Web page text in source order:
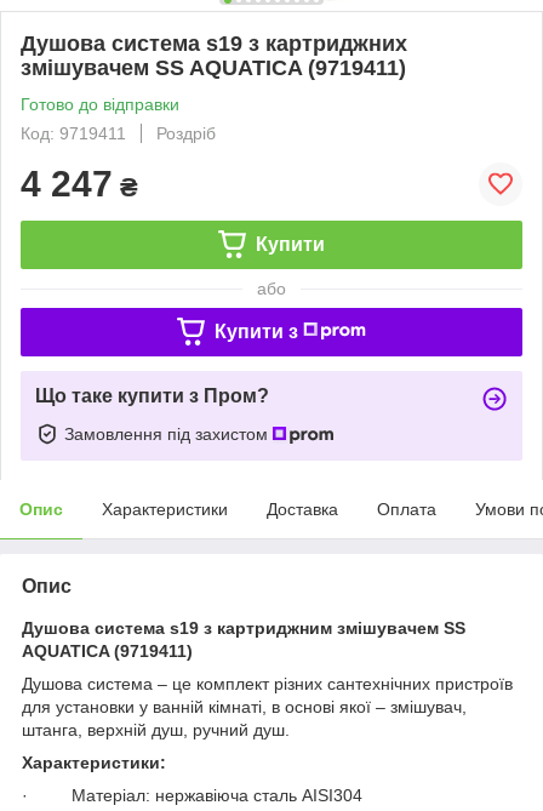
Душова система s19 з картриджних
змішувачем SS AQUATICA (9719411)
Готово до відправки
Код: 9719411
Роздріб
4 247 ₴
Купити
або
Купити з
Що таке купити з Пром?
Замовлення під захистом
Опис Характеристики Доставка Оплата Умови
Опис
Душова система s19 з картриджним змішувачем SS
AQUATICA (9719411)
Душова система – це комплект різних сантехнічних пристроїв
для установки у ванній кімнаті, в основі якої – змішувач,
штанга, верхній душ, ручний душ.
Характеристики:
· Матеріал: нержавіюча сталь AISI304